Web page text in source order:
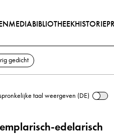
MEDIABIBLIOTHEEKHISTORIE
gedicht
taal weergeven (DE)
edelarisch